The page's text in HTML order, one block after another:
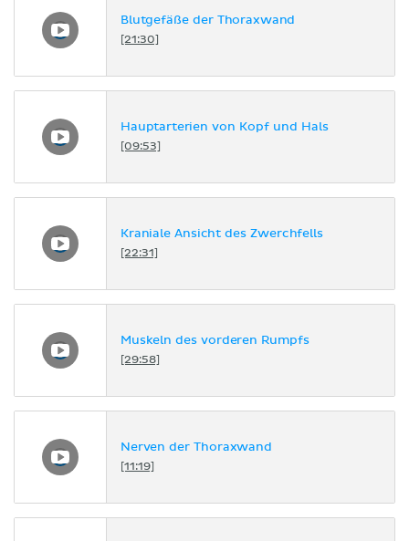
Blutgefäße der Thoraxwand
[21:30]
Hauptarterien von Kopf und Hals
[09:53]
Kraniale Ansicht des Zwerchfells
[22:31]
Muskeln des vorderen Rumpfs
[29:58]
Nerven der Thoraxwand
[11:19]